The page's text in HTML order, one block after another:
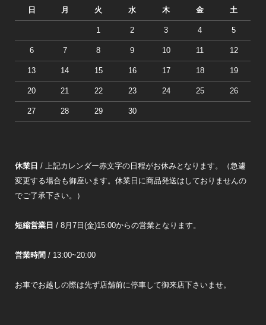
日 月 火 水 木 金 土
1 2 3 4 5
6 7 8 9 10 11 12
13 14 15 16 17 18 19
20 21 22 23 24 25 26
27 28 29 30
休業日 / 上記カレンダー赤文字の日程がお休みとなります。（急遽
変更する場合も御座います。休業日に商品発送はしておりませんの
でご了承下さい。）
短縮営業日 / 8月7日(金)15:00からの営業となります。
営業時間 / 13:00~20:00
お車でお越しの際は先ず店舗前に停車して御来店下さいませ。